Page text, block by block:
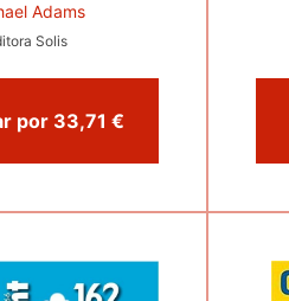
Adams
Solis
Comprar por 33,71 €